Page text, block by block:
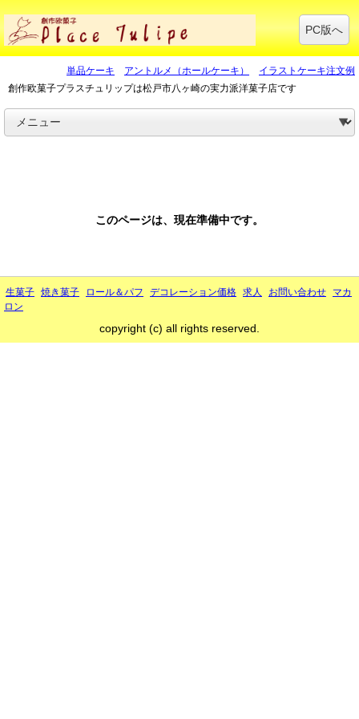
PC版へ
単品ケーキ アントルメ（ホールケーキ）
イラストケーキ注文例
創作欧菓子プラスチュリップは松戸市八ヶ崎の実力派洋菓子店です
このページは、現在準備中です。
生菓子 焼き菓子 ロール＆パフ デコレーション価格 求人 お問い合わせ
マカ
ロン
copyright (c) all rights reserved.